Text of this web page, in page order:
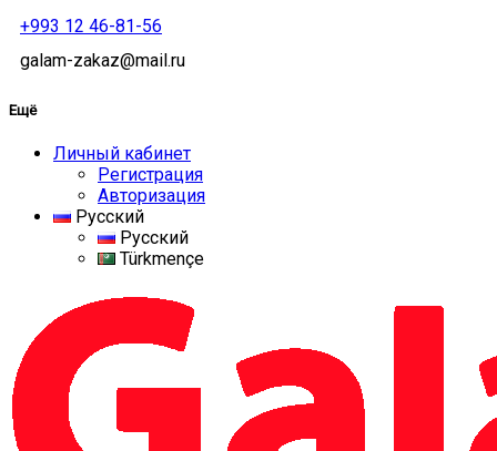
+993 12 46-81-56
galam-zakaz@mail.ru
Ещё
Личный кабинет
Регистрация
Авторизация
Русский
Русский
Türkmençe